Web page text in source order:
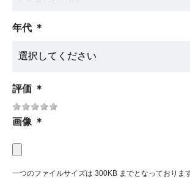
年代 ＊
評価 ＊
画像 ＊
一つのファイルサイズは 300KB までとなっております